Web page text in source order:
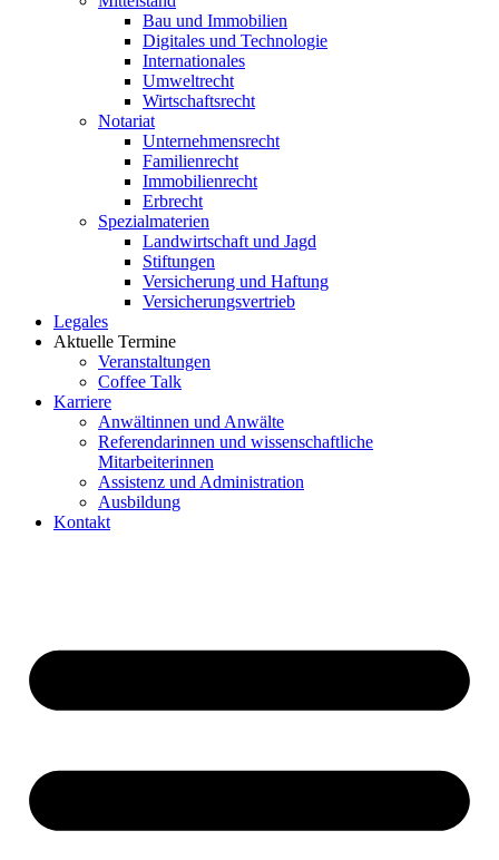
Bau und Immobilien
Digitales und Technologie
Internationales
Umweltrecht
Wirtschaftsrecht
Notariat
Unternehmensrecht
Familienrecht
Immobilienrecht
Erbrecht
Spezialmaterien
Landwirtschaft und Jagd
Stiftungen
Versicherung und Haftung
Versicherungsvertrieb
Legales
Aktuelle Termine
Veranstaltungen
Coffee Talk
Karriere
Anwältinnen und Anwälte
Referendarinnen und wissenschaftliche
Mitarbeiterinnen
Assistenz und Administration
Ausbildung
Kontakt